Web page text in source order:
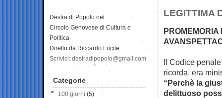
LEGITTIMA
Il Codice
ricorda, era
“Perchè la
delittuoso
Destra di Popolo.net
Circolo Genovese di Cultura e
Politica
Diretto da Riccardo Fucile
Scrivici: destradipopolo@gmail.com
Categorie
100 giorni (5)